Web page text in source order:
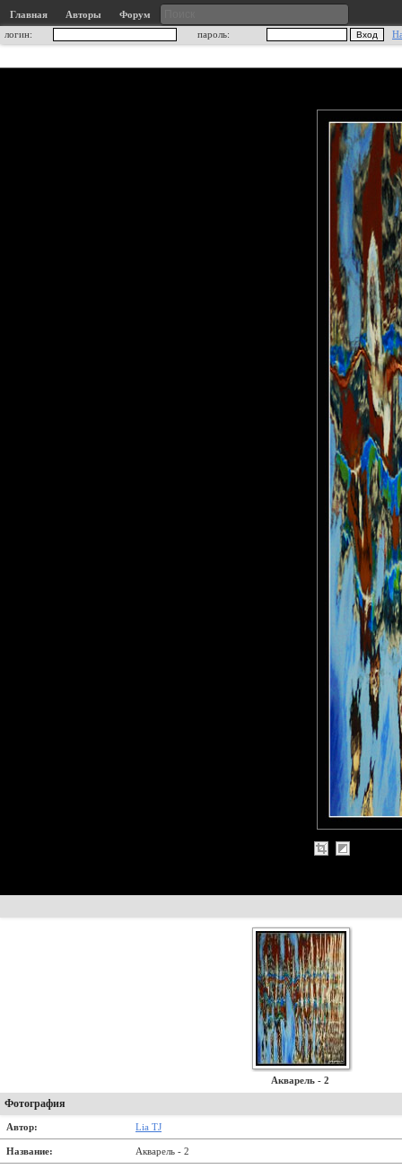
Главная Авторы
Форум
логин:
пароль:
Акварель - 2
Фотография
Автор: Lia TJ
Название: Акварель - 2